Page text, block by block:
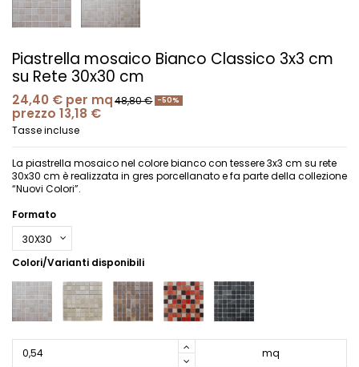
Piastrella mosaico Bianco Classico 3x3 cm
su Rete 30x30 cm
24,40 € per mq48,80 € -50%
prezzo 13,18 €
Tasse incluse
La piastrella mosaico nel colore bianco con tessere 3x3 cm su rete
30x30 cm è realizzata in gres porcellanato e fa parte della collezione
“Nuovi Colori”.
Formato
Colori/Varianti disponibili
mq